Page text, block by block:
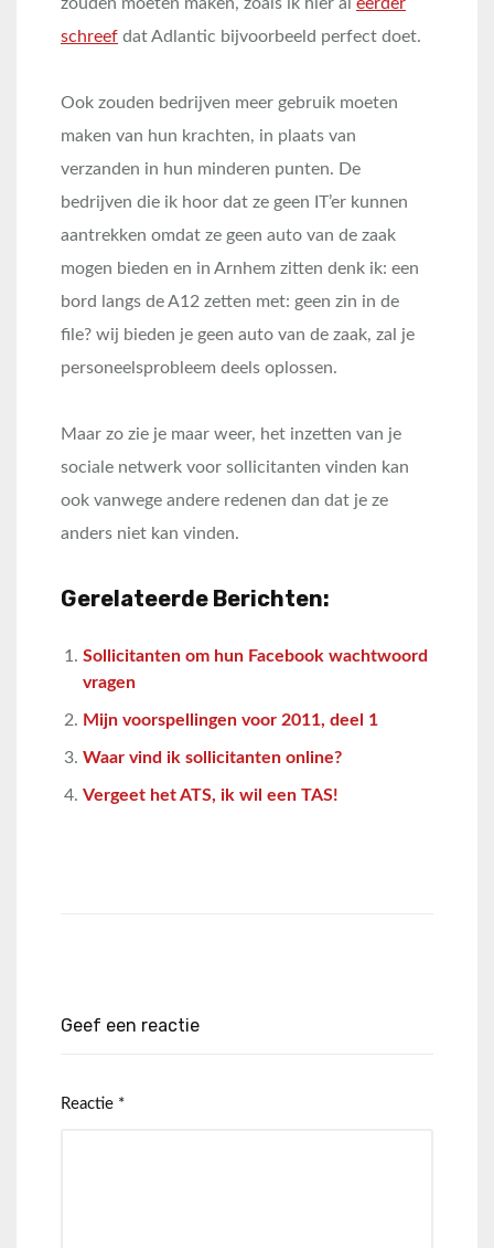
schreef dat Adlantic bijvoorbeeld perfect doet.
Ook zouden bedrijven meer gebruik moeten
maken van hun krachten, in plaats van
verzanden in hun minderen punten. De
bedrijven die ik hoor dat ze geen IT’er kunnen
aantrekken omdat ze geen auto van de zaak
mogen bieden en in Arnhem zitten denk ik: een
bord langs de A12 zetten met: geen zin in de
file? wij bieden je geen auto van de zaak, zal je
personeelsprobleem deels oplossen.
Maar zo zie je maar weer, het inzetten van je
sociale netwerk voor sollicitanten vinden kan
ook vanwege andere redenen dan dat je ze
anders niet kan vinden.
Gerelateerde Berichten:
Sollicitanten om hun Facebook wachtwoord
vragen
Mijn voorspellingen voor 2011, deel 1
Waar vind ik sollicitanten online?
Vergeet het ATS, ik wil een TAS!
Geef een reactie
Reactie *